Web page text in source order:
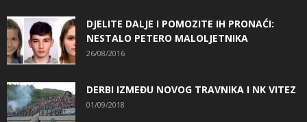
DJELITE DALJE I POMOZITE IH PRONAĆI:
NESTALO PETERO MALOLJETNIKA
26/08/2016
DERBI IZMEĐU NOVOG TRAVNIKA I NK VITEZ
01/09/2018